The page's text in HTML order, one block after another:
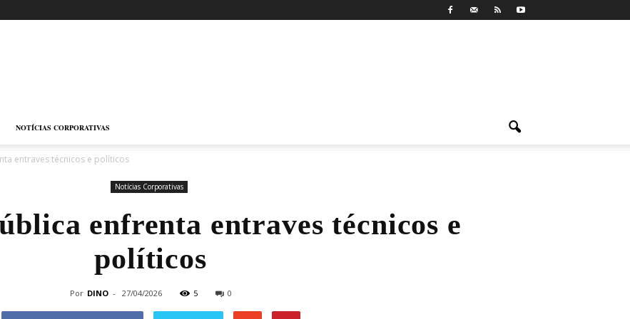
NOTÍCIAS CORPORATIVAS
entraves técnicos e políticos
Notícias Corporativas
enfrenta entraves técnicos e
políticos
Por DINO - 27/04/2026 5 0